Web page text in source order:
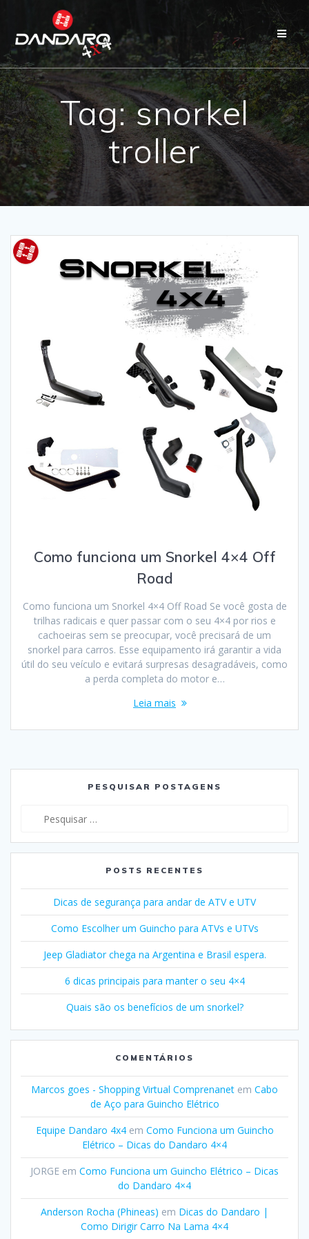
Tag:snorkel
troller
Como funciona um Snorkel 4×4 Off
Road
Como funciona um Snorkel 4×4 Off Road Se você gosta de
trilhas radicais e quer passar com o seu 4×4 por rios e
cachoeiras sem se preocupar, você precisará de um
snorkel para carros. Esse equipamento irá garantir a vida
útil do seu veículo e evitará surpresas desagradáveis, como
a perda completa do motor e…
Leia mais
PESQUISAR POSTAGENS
POSTS RECENTES
Dicas de segurança para andar de ATV e UTV
Como Escolher um Guincho para ATVs e UTVs
Jeep Gladiator chega na Argentina e Brasil espera.
6 dicas principais para manter o seu 4×4
Quais são os benefícios de um snorkel?
COMENTÁRIOS
Marcos goes - Shopping Virtual Comprenanet em Cabo
de Aço para Guincho Elétrico
Equipe Dandaro 4x4em Como Funciona um Guincho
Elétrico – Dicas do Dandaro 4×4
JORGE em Como Funciona um Guincho Elétrico – Dicas
do Dandaro 4×4
Anderson Rocha (Phineas) em Dicas do Dandaro |
Como Dirigir Carro Na Lama 4×4